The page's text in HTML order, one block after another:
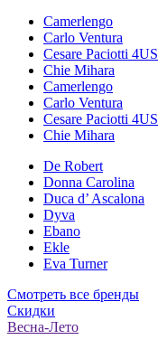
Camerlengo
Carlo Ventura
Cesare Paciotti 4US
Chie Mihara
Camerlengo
Carlo Ventura
Cesare Paciotti 4US
Chie Mihara
De Robert
Donna Carolina
Duca d’ Ascalona
Dyva
Ebano
Ekle
Eva Turner
Смотреть все бренды
Скидки
Весна-Лето